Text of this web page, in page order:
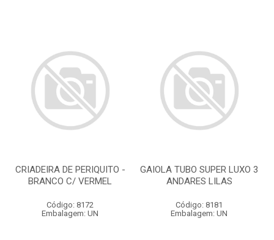
CRIADEIRA DE PERIQUITO -
BRANCO C/ VERMEL
Código: 8172
Embalagem: UN
GAIOLA TUBO SUPER LUXO 3
ANDARES LILAS
Código: 8181
Embalagem: UN